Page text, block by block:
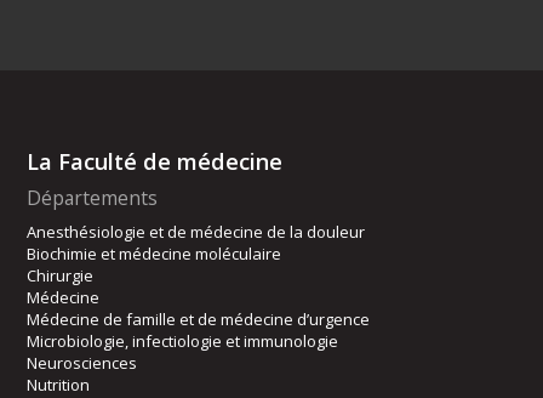
La Faculté de médecine
Départements
Anesthésiologie et de médecine de la douleur
Biochimie et médecine moléculaire
Chirurgie
Médecine
Médecine de famille et de médecine d’urgence
Microbiologie, infectiologie et immunologie
Neurosciences
Nutrition